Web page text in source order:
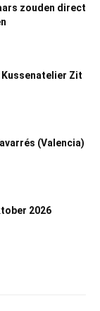
zouden direct
Zit
(Valencia)
2026